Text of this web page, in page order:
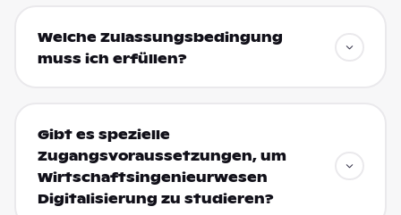
Welche Zulassungsbedingung
muss ich erfüllen?
Gibt es spezielle
Zugangsvoraussetzungen, um
Wirtschaftsingenieurwesen
Digitalisierung zu studieren?